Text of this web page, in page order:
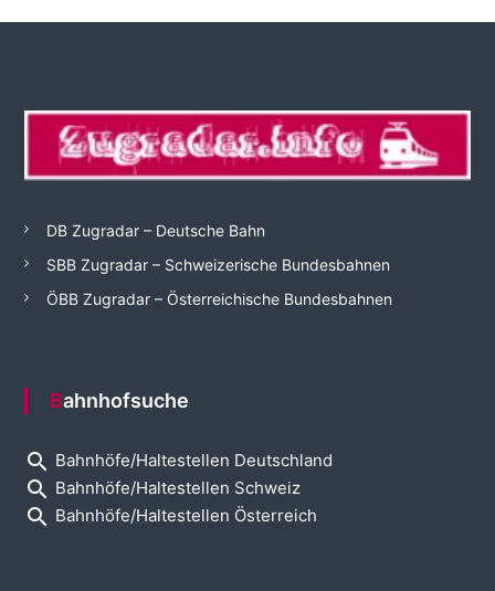
DB Zugradar – Deutsche Bahn
SBB Zugradar – Schweizerische Bundesbahnen
ÖBB Zugradar – Österreichische Bundesbahnen
Bahnhofsuche
search Bahnhöfe/Haltestellen Deutschland
search Bahnhöfe/Haltestellen Schweiz
search Bahnhöfe/Haltestellen Österreich